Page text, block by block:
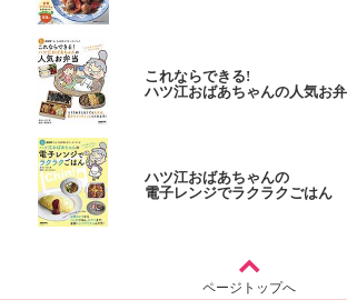
これならできる!
ハツ江おばあちゃんの人気お
ハツ江おばあちゃんの
電子レンジでラクラクごはん
ページトップへ